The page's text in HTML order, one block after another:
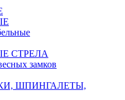
СТРЕЛА
замков
ШПИНГАЛЕТЫ,